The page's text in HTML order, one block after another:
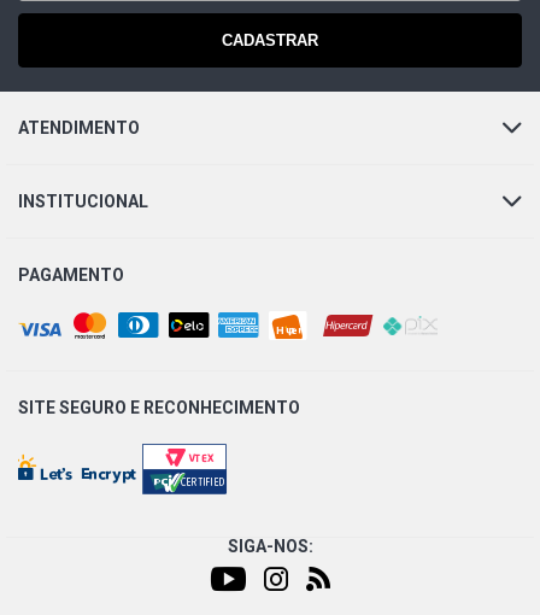
CADASTRAR
ATENDIMENTO
INSTITUCIONAL
PAGAMENTO
SITE SEGURO E RECONHECIMENTO
SIGA-NOS: